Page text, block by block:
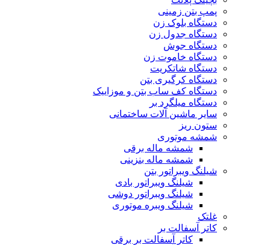
پمپ بتن زمینی
دستگاه بلوک زن
دستگاه جدول زن
دستگاه جوش
دستگاه خاموت زن
دستگاه شاتکریت
دستگاه کرگیری بتن
دستگاه کف ساب بتن و موزاییک
دستگاه میلگرد بر
سایر ماشین آلات ساختمانی
ستون ریز
شمشه موتوری
شمشه ماله برقی
شمشه ماله بنزینی
شیلنگ ویبراتور بتن
شیلنگ ویبراتور بادی
شیلنگ ویبراتور دوشی
شیلنگ ویبره موتوری
غلتک
کاتر آسفالت بر
کاتر آسفالت بر برقی